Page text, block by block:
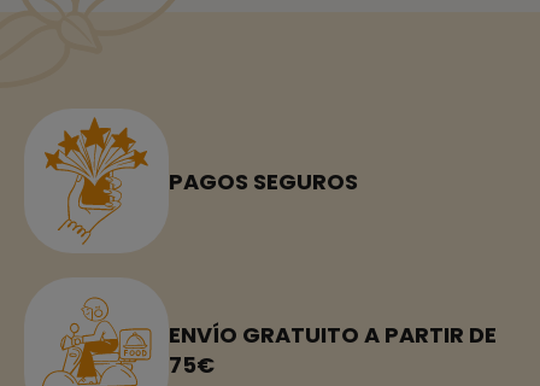
PAGOS SEGUROS
ENVÍO GRATUITO A PARTIR DE
75€